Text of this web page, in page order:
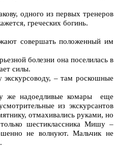
одного из первых тренеров
греческих богинь.
совершать положенный им
болезни она поселилась в
силы.
– там роскошные
же надоедливые комары еще
из экскурсантов
отмахивались руками, но
шестиклассника Мишу –
не волнуют. Мальчик не